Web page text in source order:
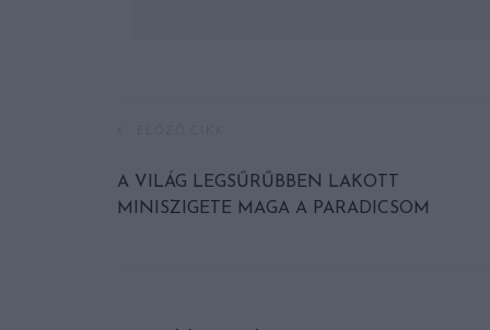
A VILÁG LEGSŰRŰBBEN LAKOTT
MINISZIGETE MAGA A PARADICSOM